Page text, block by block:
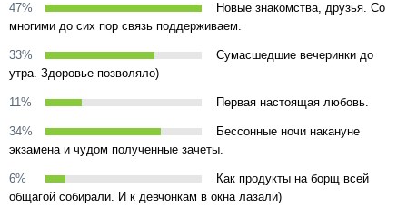
47%
Новые знакомства, друзья. Со
многими до сих пор связь поддерживаем.
33%
Сумасшедшие вечеринки до
утра. Здоровье позволяло)
11% Первая настоящая любовь.
34%
Бессонные ночи накануне
экзамена и чудом полученные зачеты.
6%
Как продукты на борщ всей
общагой собирали. И к девчонкам в окна лазали)